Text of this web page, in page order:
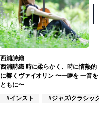
西浦詩織
西浦詩織 時に柔らかく、時に情熱的
に響くヴァイオリン 〜一瞬を 一音を
ともに〜
#インスト
#ジャズ/クラシック奏